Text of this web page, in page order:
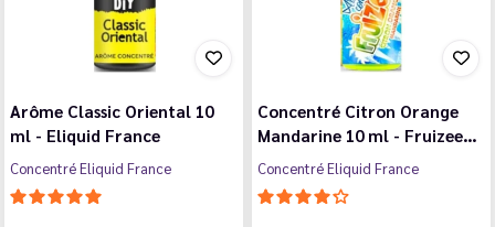
Arôme Classic Oriental 10
ml - Eliquid France
Concentré Eliquid France
Concentré Citron Orange
Mandarine 10 ml - Fruizee…
Concentré Eliquid France